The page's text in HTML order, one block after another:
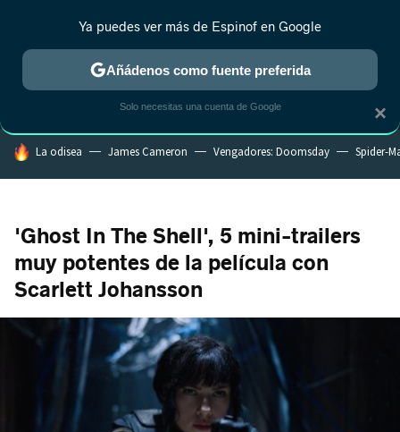
MENÚ NUEVO
ESTRENOS REALITY ANIME RANKINGS CINE
HOY SE HABLA DE
La odisea James Cameron Vengadores: Doomsday Spider-
'Ghost In The Shell', 5 mini-trailers
muy potentes de la película con
Scarlett Johansson
×
Ya puedes ver más de Espinof en Google
Añádenos como fuente preferida
Solo necesitas una cuenta de Google